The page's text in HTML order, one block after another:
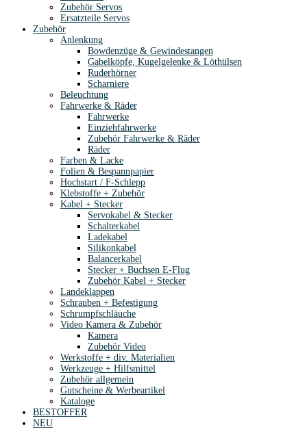
Zubehör Servos
Ersatzteile Servos
Zubehör
Anlenkung
Bowdenzüge & Gewindestangen
Gabelköpfe, Kugelgelenke & Löthülsen
Ruderhörner
Scharniere
Beleuchtung
Fahrwerke & Räder
Fahrwerke
Einziehfahrwerke
Zubehör Fahrwerke & Räder
Räder
Farben & Lacke
Folien & Bespannpapier
Hochstart / F-Schlepp
Klebstoffe + Zubehör
Kabel + Stecker
Servokabel & Stecker
Schalterkabel
Ladekabel
Silikonkabel
Balancerkabel
Stecker + Buchsen E-Flug
Zubehör Kabel + Stecker
Landeklappen
Schrauben + Befestigung
Schrumpfschläuche
Video Kamera & Zubehör
Kamera
Zubehör Video
Werkstoffe + div. Materialien
Werkzeuge + Hilfsmittel
Zubehör allgemein
Gutscheine & Werbeartikel
Kataloge
BESTOFFER
NEU